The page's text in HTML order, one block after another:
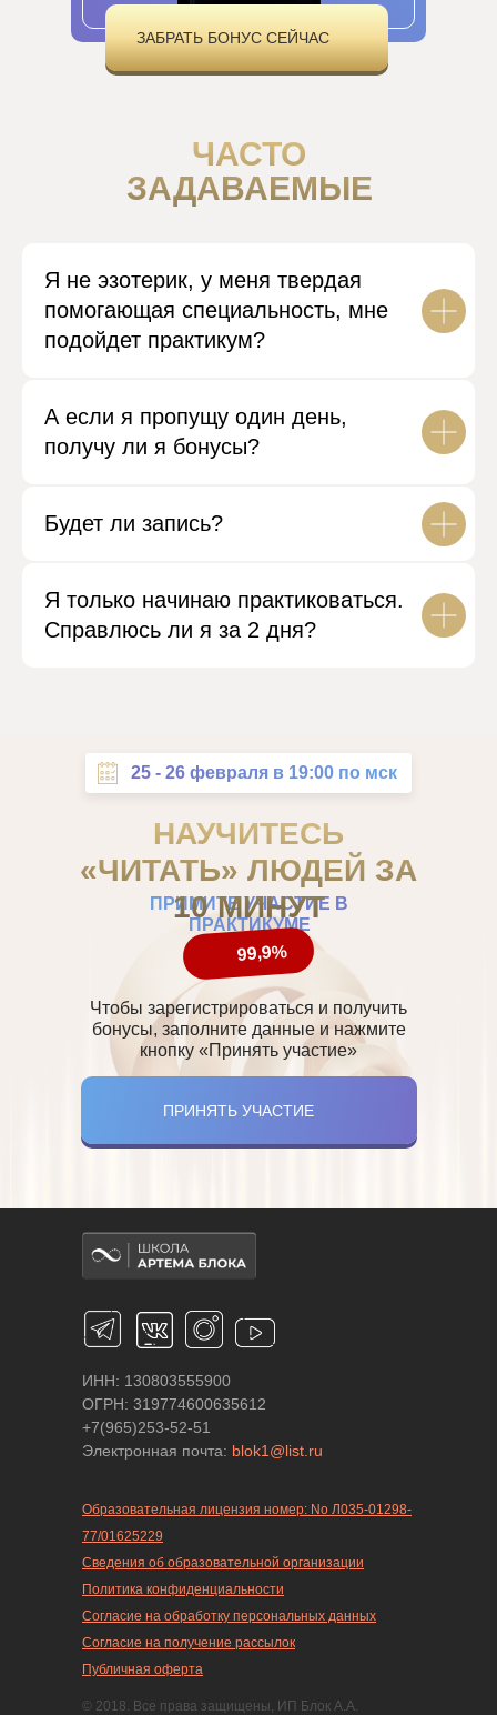
ЗАБРАТЬ БОНУС СЕЙЧАС
ЧАСТО
ЗАДАВАЕМЫЕ
Я не эзотерик, у меня твердая
помогающая специальность, мне
подойдет практикум?
А если я пропущу один день,
получу ли я бонусы?
Будет ли запись?
Я только начинаю практиковаться.
Справлюсь ли я за 2 дня?
Чтобы зарегистрироваться и получить
бонусы, заполните данные и нажмите
кнопку «Принять участие»
ПРИМИТЕ УЧАСТИЕ В
ПРАКТИКУМЕ
НАУЧИТЕСЬ
«ЧИТАТЬ» ЛЮДЕЙ ЗА
10 МИНУТ
25 - 26 февраля в 19:00 по мск
ПРИНЯТЬ УЧАСТИЕ
99,9%
© 2018. Все права защищены, ИП Блок А.А.
Образовательная лицензия номер: No Л035-01298-
77/01625229
Сведения об образовательной организации
Политика конфиденциальности
Согласие на обработку персональных данных
Согласие на получение рассылок
Публичная оферта
ИНН: 130803555900
ОГРН: 319774600635612
+7(965)253-52-51
Электронная почта: blok1@list.ru